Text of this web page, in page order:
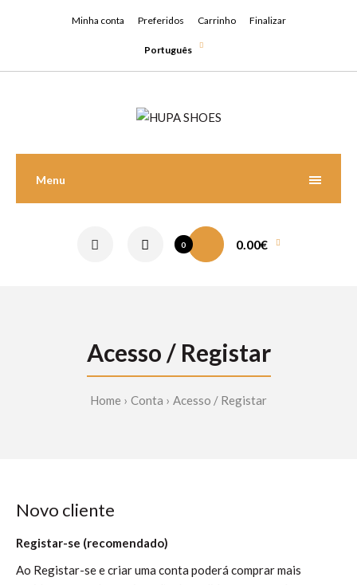
Minha conta Preferidos Carrinho Finalizar
Português
Menu
0 0.00€
Acesso / Registar
Home Conta Acesso / Registar
Novo cliente
Registar-se (recomendado)
Ao Registar-se e criar uma conta poderá comprar mais